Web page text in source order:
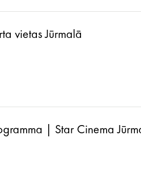
vietas Jūrmalā
| Star Cinema